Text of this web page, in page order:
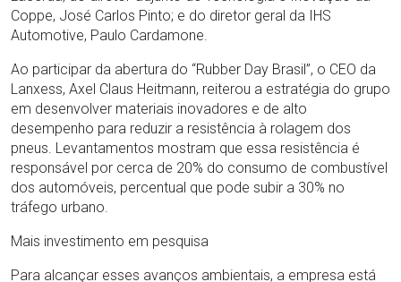
Coppe, José Carlos Pinto; e do diretor geral da IHS
Automotive, Paulo Cardamone.
Ao participar da abertura do “Rubber Day Brasil”, o CEO da
Lanxess, Axel Claus Heitmann, reiterou a estratégia do grupo
em desenvolver materiais inovadores e de alto
desempenho para reduzir a resistência à rolagem dos
pneus. Levantamentos mostram que essa resistência é
responsável por cerca de 20% do consumo de combustível
dos automóveis, percentual que pode subir a 30% no
tráfego urbano.
Mais investimento em pesquisa
Para alcançar esses avanços ambientais, a empresa está